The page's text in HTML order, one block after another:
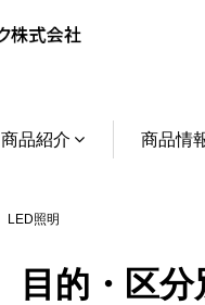
商品紹介 商品情
LED照明
目的・区